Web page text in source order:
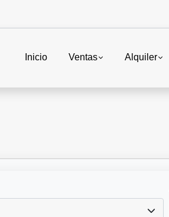
Inicio Ventas Alquiler